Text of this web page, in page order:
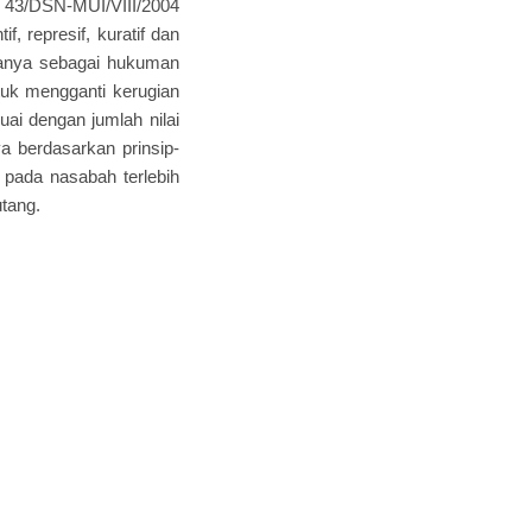
DSN-MUI/VIII/2004
represif, kuratif dan
sebagai hukuman
mengganti kerugian
dengan jumlah nilai
berdasarkan prinsip-
nasabah terlebih